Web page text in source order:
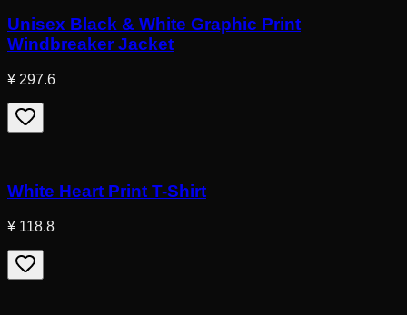
Unisex Black & White Graphic Print
Windbreaker Jacket
¥ 297.6
White Heart Print T-Shirt
¥ 118.8